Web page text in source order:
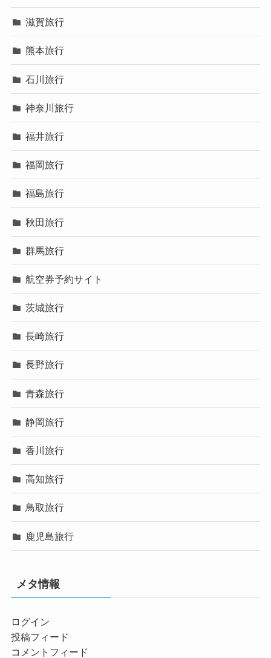
滋賀旅行
熊本旅行
石川旅行
神奈川旅行
福井旅行
福岡旅行
福島旅行
秋田旅行
群馬旅行
航空券予約サイト
茨城旅行
長崎旅行
長野旅行
青森旅行
静岡旅行
香川旅行
高知旅行
鳥取旅行
鹿児島旅行
メタ情報
ログイン
投稿フィード
コメントフィード